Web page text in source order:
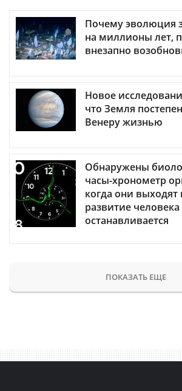
Почему эволюция
на миллионы лет,
внезапно
Новое
что Земля
Венеру жизнью
Обнаружены
часы-хронометр
когда они выходят
развитие человека
останавливается
ПОКАЗАТЬ ЕЩЕ